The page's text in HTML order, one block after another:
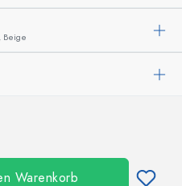
Beige
Warenkorb